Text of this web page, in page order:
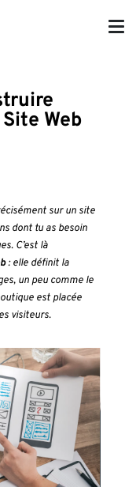
Web
sur un site
dont tu as besoin
C’est là
: elle définit la
un peu comme le
est placée
visiteurs.